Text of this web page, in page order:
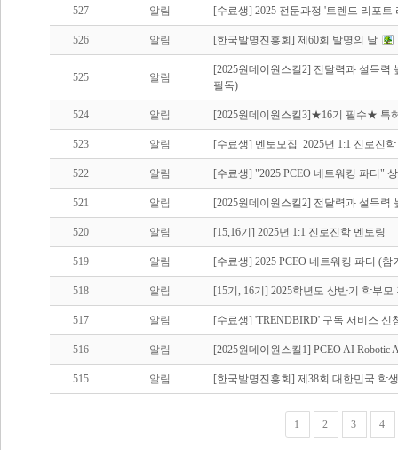
527 알림 [수료생] 2025 전문과정 '트렌드 리포트
526 알림 [한국발명진흥회] 제60회 발명의 날
525 알림
[2025원데이원스킬2] 전달력과 설득
필독)
524 알림 [2025원데이원스킬3]★16기 필수★ 특
523 알림 [수료생] 멘토모집_2025년 1:1 진로진
522 알림 [수료생] "2025 PCEO 네트워킹 파티"
521 알림 [2025원데이원스킬2] 전달력과 설득력
520 알림 [15,16기] 2025년 1:1 진로진학 멘토링
519 알림 [수료생] 2025 PCEO 네트워킹 파티 (참
518 알림 [15기, 16기] 2025학년도 상반기 학부모
517 알림 [수료생] 'TRENDBIRD' 구독 서비스 신
516 알림 [2025원데이원스킬1] PCEO AI
515 알림 [한국발명진흥회] 제38회 대한민국 학
1 2 3 4